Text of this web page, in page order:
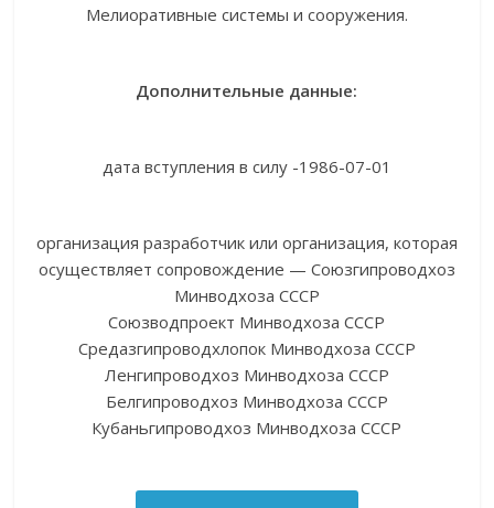
Мелиоративные системы и сооружения.
Дополнительные данные:
дата вступления в силу -1986-07-01
организация разработчик или организация, которая
осуществляет сопровождение — Союзгипроводхоз
Минводхоза СССР
Союзводпроект Минводхоза СССР
Средазгипроводхлопок Минводхоза СССР
Ленгипроводхоз Минводхоза СССР
Белгипроводхоз Минводхоза СССР
Кубаньгипроводхоз Минводхоза СССР